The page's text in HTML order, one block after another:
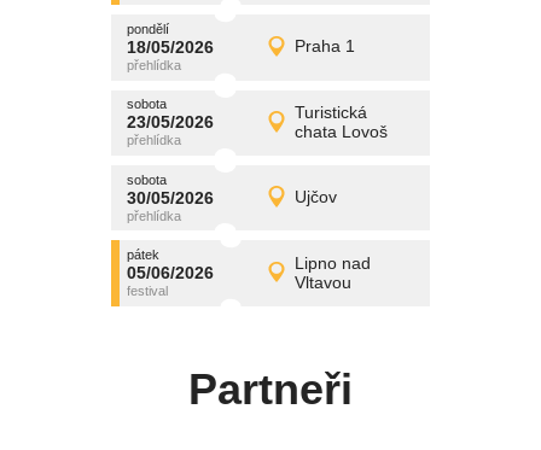
pondělí
18/05/2026 Praha 1
pondělí
18/05/2026 Detail
promítání
sobota
23/05/2026
Turistická
chata Lovoš
sobota
23/05/2026 Detail
promítání
sobota
30/05/2026 Ujčov
sobota
30/05/2026 Detail
promítání
pátek
05/06/2026
Lipno nad
Vltavou
pátek
05/06/2026 Detail
promítání
Partneři